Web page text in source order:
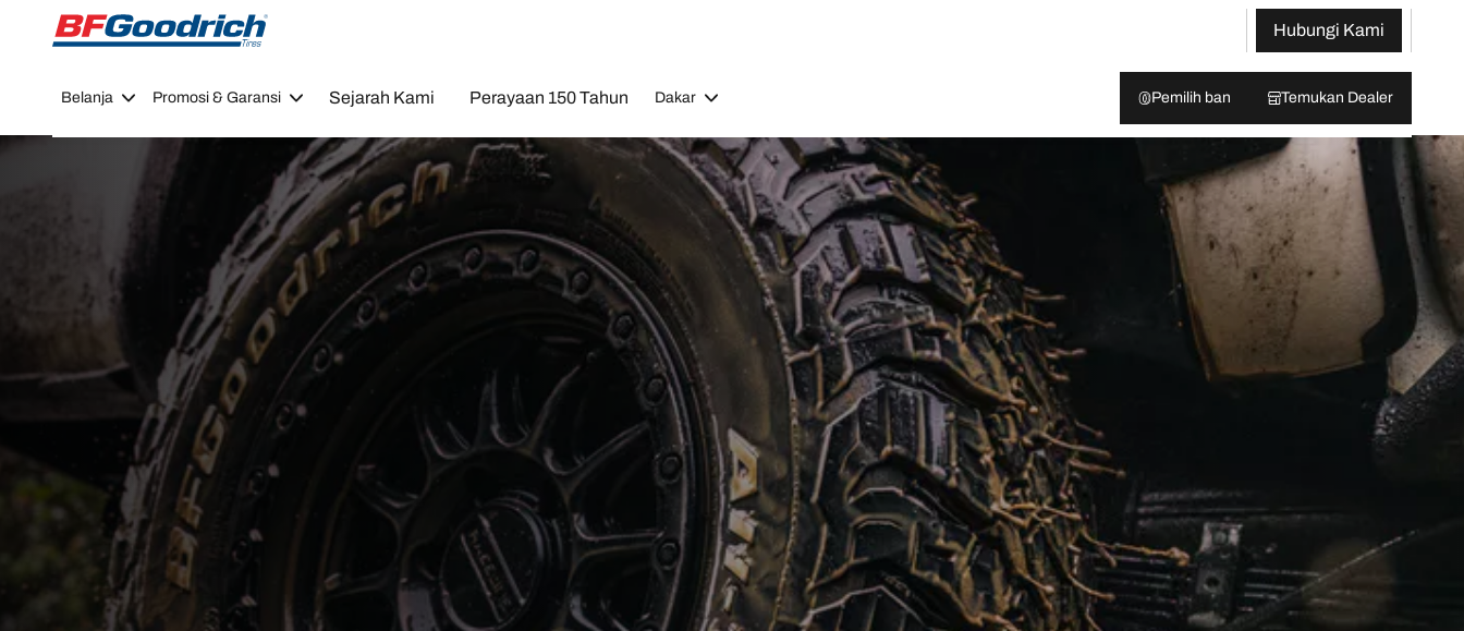
Go to page content
Go to page navigation
Hubungi Kami
Belanja Promosi & Garansi Sejarah Kami Perayaan 150 Tahun Dakar Pemilih ban Temukan Dealer